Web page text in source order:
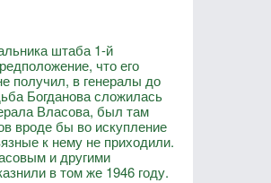
штаба 1-й
что его
получил, в генералы до
Богданова сложилась
Власова, был там
вроде бы во искупление
к нему не приходили.
и другими
в том же 1946 году.